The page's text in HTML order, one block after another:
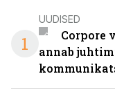
1
UUDISED
Corpore
annab